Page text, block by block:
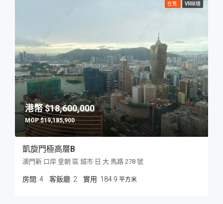
在售 VR睇樓
$18,600,000
$19,185,900
凱旋門極高層B
澳門新 口岸 皇朝 區 城市 日 大 馬路 278 號
房間: 4 客飯廳: 2 184.9 平方米